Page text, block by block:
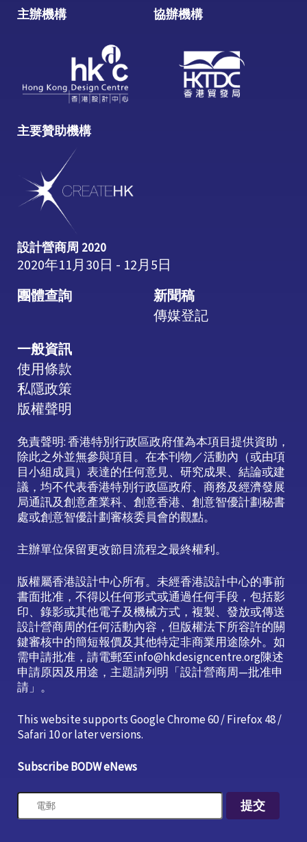
主辦機構 協辦機構
主要贊助機構
設計營商周 2020
2020年11月30日 - 12月5日
團體查詢
新聞稿
傳媒登記
一般資訊
使用條款
私隱政策
版權聲明
免責聲明: 香港特別行政區政府僅為本項目提供資助，
除此之外並無參與項目。在本刊物／活動內（或由項
目小組成員）表達的任何意見、研究成果、結論或建
議，均不代表香港特別行政區政府、商務及經濟發展
局通訊及創意產業科、創意香港、創意智優計劃秘書
處或創意智優計劃審核委員會的觀點。
主辦單位保留更改節目流程之最終權利。
版權屬香港設計中心所有。未經香港設計中心的事前
書面批准，不得以任何形式或通過任何手段，包括影
印、錄影或其他電子及機械方式，複製、發放或傳送
設計營商周的任何活動內容，但版權法下所容許的關
鍵審核中的簡短報價及其他特定非商業用途除外。如
需申請批准，請電郵至info@hkdesigncentre.org陳述
申請原因及用途，主題請列明「設計營商周—批准申
請」。
This website supports Google Chrome 60 / Firefox 48 /
Safari 10 or later versions.
Subscribe BODW eNews
提交